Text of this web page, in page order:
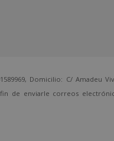
Domicilio: C/
de enviarle correos
a la dirección